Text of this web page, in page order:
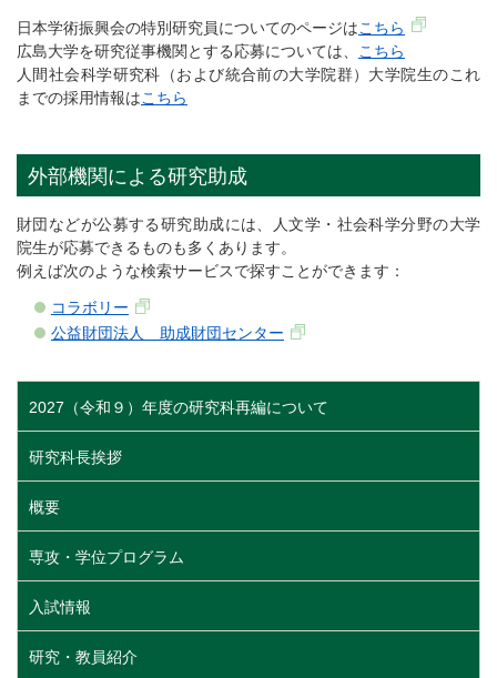
日本学術振興会の特別研究員についてのページはこちら
広島大学を研究従事機関とする応募については、
こちら
人間社会科学研究科（および統合前の大学院群）大学院生のこれ
までの採用情報はこちら
外部機関による研究助成
財団などが公募する研究助成には、人文学・社会科学分野の大学
院生が応募できるものも多くあります。
例えば次のような検索サービスで探すことができます：
コラボリー
公益財団法人 助成財団センター
2027（令和９）年度の研究科再編について
研究科長挨拶
概要
専攻・学位プログラム
入試情報
研究・教員紹介